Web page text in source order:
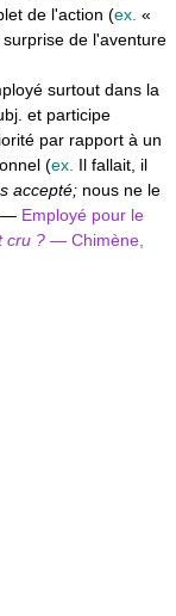
de l'action (ex. «
de l'aventure
surtout dans la
et participe
par rapport à un
(ex. Il fallait, il
accepté; nous ne le
— Employé pour le
cru ? — Chimène,